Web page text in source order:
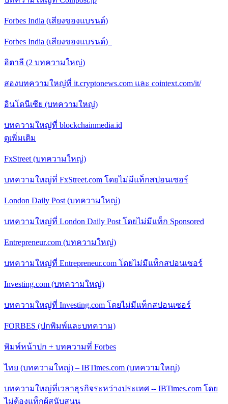
Forbes India (เสียงของแบรนด์)
Forbes India (เสียงของแบรนด์)
อิตาลี (2 บทความใหญ่)
สองบทความใหญ่ที่ it.cryptonews.com และ cointext.com/it/
อินโดนีเซีย (บทความใหญ่)
บทความใหญ่ที่ blockchainmedia.id
ดูเพิ่มเติม
FxStreet (บทความใหญ่)
บทความใหญ่ที่ FxStreet.com โดยไม่มีแท็กสปอนเซอร์
London Daily Post (บทความใหญ่)
บทความใหญ่ที่ London Daily Post โดยไม่มีแท็ก Sponsored
Entrepreneur.com (บทความใหญ่)
บทความใหญ่ที่ Entrepreneur.com โดยไม่มีแท็กสปอนเซอร์
Investing.com (บทความใหญ่)
บทความใหญ่ที่ Investing.com โดยไม่มีแท็กสปอนเซอร์
FORBES (ปกพิมพ์และบทความ)
พิมพ์หน้าปก + บทความที่ Forbes
ไทย (บทความใหญ่) – IBTimes.com (บทความใหญ่)
บทความใหญ่ที่เวลาธุรกิจระหว่างประเทศ -- IBTimes.com โดย
ไม่ต้องแท็กผู้สนับสนุน